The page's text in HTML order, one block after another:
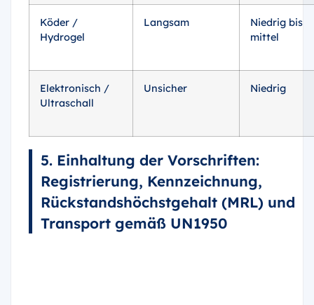
Köder /
Hydrogel
Langsam
Niedrig bis
mittel
Elektronisch /
Ultraschall
Unsicher Niedrig
5. Einhaltung der Vorschriften:
Registrierung, Kennzeichnung,
Rückstandshöchstgehalt (MRL) und
Transport gemäß UN1950